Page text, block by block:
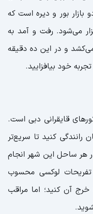
بازار بور و دیره است که
می‌شود. رفت و آمد به
و در این ده دقیقه
خود بیافزایید.
قایقرانی دبی است.
رانندگی کنید تا سریع‌تر
هر ساحل این شهر انجام
لوکسی محسوب
آن کنید؛ اما مراقب